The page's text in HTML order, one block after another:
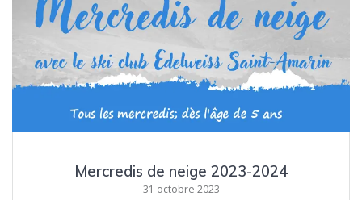
Mercredis de neige 2023-2024
31 octobre 2023